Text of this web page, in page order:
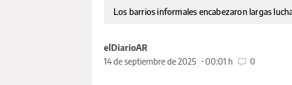
Los barrios informales encabezaron largas
elDiarioAR
14 de septiembre de 2025
00:01 h 0